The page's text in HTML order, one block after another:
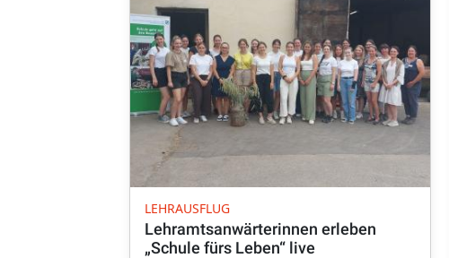
LEHRAUSFLUG
Lehramtsanwärterinnen erleben
„Schule fürs Leben“ live